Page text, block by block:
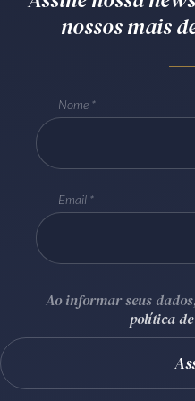
Batel Curitiba/
nossos mais
Nome
Email
Ao informar seus
política